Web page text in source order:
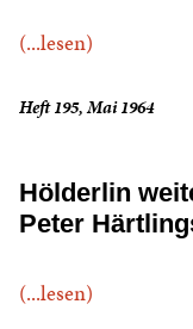
(...lesen)
Heft 195, Mai 1964
Hölderlin
Peter
(...lesen)